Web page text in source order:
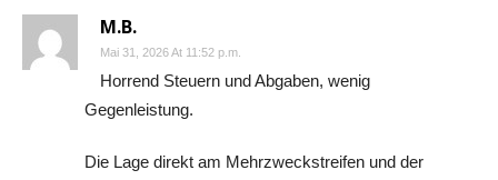
M.B.
Mai 31, 2026 At 11:52 p.m.
Horrend Steuern und Abgaben, wenig
Gegenleistung.
Die Lage direkt am Mehrzweckstreifen und der